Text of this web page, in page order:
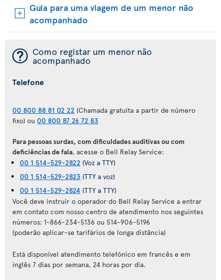
Guia para uma viagem de um menor não
acompanhado
¯ Como registar um menor não
acompanhado
Telefone
00 800 88 81 02 22 (Chamada gratuita a partir de número
fixo) ou 00 800 87 26 72 83
Para pessoas surdas, com dificuldades auditivas ou com
deficiências de fala, acesse o Bell Relay Service:
00 1 514-529-2822 (Voz a TTY)
00 1 514-529-2823 (TTY a voz)
00 1 514-529-2824 (TTY a TTY)
Você deve instruir o operador do Bell Relay Service a entrar
em contato com nosso centro de atendimento nos seguintes
números: 1-866-234-5136 ou 514-906-5196
(poderão aplicar-se tarifários de longa distância)
Está disponível atendimento telefónico em francês e em
inglês 7 dias por semana, 24 horas por dia.